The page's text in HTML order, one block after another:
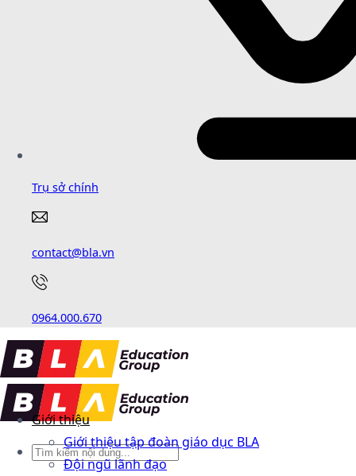
Trụ sở chính
contact@bla.vn
0964.000.670
Giới thiệu
Giới thiệu tập đoàn giáo dục BLA
Đội ngũ lãnh đạo